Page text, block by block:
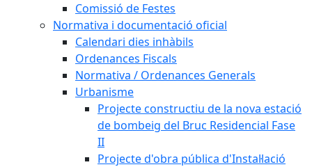
Comissió de Festes
Normativa i documentació oficial
Calendari dies inhàbils
Ordenances Fiscals
Normativa / Ordenances Generals
Urbanisme
Projecte constructiu de la nova estació
de bombeig del Bruc Residencial Fase
II
Projecte d'obra pública d'Instal·lació